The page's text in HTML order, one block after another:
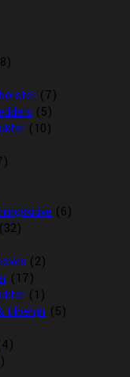
(7)
(5)
(10)
(6)
(32)
(2)
(17)
(1)
tilbehør (5)